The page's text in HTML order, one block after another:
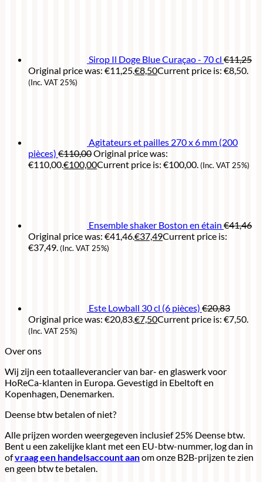
Sirop Il Doge Blue Curaçao - 70 cl €11,25
Original price was: €11,25.€8,50Current price is: €8,50.
(Inc. VAT 25%)
Agitateurs et pailles 270 x 6 mm (200
pièces) €110,00Original price was:
€110,00.€100,00Current price is: €100,00.(Inc. VAT 25%)
Ensemble shaker Boston en étain €41,46
Original price was: €41,46.€37,49Current price is:
€37,49.(Inc. VAT 25%)
Este Lowball 30 cl (6 pièces) €20,83
Original price was: €20,83.€7,50Current price is: €7,50.
(Inc. VAT 25%)
Over ons
Wij zijn een totaalleverancier van bar- en glaswerk voor
HoReCa-klanten in Europa. Gevestigd in Ebeltoft en
Kopenhagen, Denemarken.
Deense btw betalen of niet?
Alle prijzen worden weergegeven inclusief 25% Deense btw.
Bent u een zakelijke klant met een EU-btw-nummer, log dan in
ofvraag een handelsaccount aanom onze B2B-prijzen te zien
en geen btw te betalen.